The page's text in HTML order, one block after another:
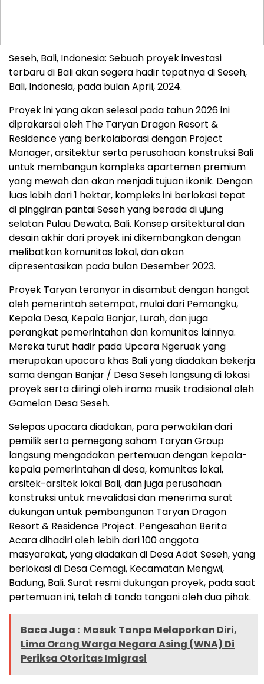
Seseh, Bali, Indonesia: Sebuah proyek investasi
terbaru di Bali akan segera hadir tepatnya di Seseh,
Bali, Indonesia, pada bulan April, 2024.
Proyek ini yang akan selesai pada tahun 2026 ini
diprakarsai oleh The Taryan Dragon Resort &
Residence yang berkolaborasi dengan Project
Manager, arsitektur serta perusahaan konstruksi Bali
untuk membangun kompleks apartemen premium
yang mewah dan akan menjadi tujuan ikonik. Dengan
luas lebih dari 1 hektar, kompleks ini berlokasi tepat
di pinggiran pantai Seseh yang berada di ujung
selatan Pulau Dewata, Bali. Konsep arsitektural dan
desain akhir dari proyek ini dikembangkan dengan
melibatkan komunitas lokal, dan akan
dipresentasikan pada bulan Desember 2023.
Proyek Taryan teranyar in disambut dengan hangat
oleh pemerintah setempat, mulai dari Pemangku,
Kepala Desa, Kepala Banjar, Lurah, dan juga
perangkat pemerintahan dan komunitas lainnya.
Mereka turut hadir pada Upcara Ngeruak yang
merupakan upacara khas Bali yang diadakan bekerja
sama dengan Banjar / Desa Seseh langsung di lokasi
proyek serta diiringi oleh irama musik tradisional oleh
Gamelan Desa Seseh.
Selepas upacara diadakan, para perwakilan dari
pemilik serta pemegang saham Taryan Group
langsung mengadakan pertemuan dengan kepala-
kepala pemerintahan di desa, komunitas lokal,
arsitek-arsitek lokal Bali, dan juga perusahaan
konstruksi untuk mevalidasi dan menerima surat
dukungan untuk pembangunan Taryan Dragon
Resort & Residence Project. Pengesahan Berita
Acara dihadiri oleh lebih dari 100 anggota
masyarakat, yang diadakan di Desa Adat Seseh, yang
berlokasi di Desa Cemagi, Kecamatan Mengwi,
Badung, Bali. Surat resmi dukungan proyek, pada saat
pertemuan ini, telah di tanda tangani oleh dua pihak.
Baca Juga : Masuk Tanpa Melaporkan Diri,
Lima Orang Warga Negara Asing (WNA) Di
Periksa Otoritas Imigrasi